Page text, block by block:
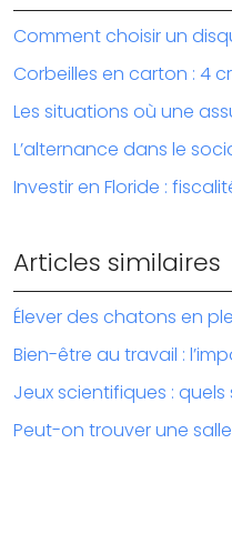
Comment choisir un
Corbeilles en carton : 4
Les situations où une
L’alternance dans le
Investir en Floride :
Articles similaires
Élever des chatons en
Bien-être au travail :
Jeux scientifiques :
Peut-on trouver une